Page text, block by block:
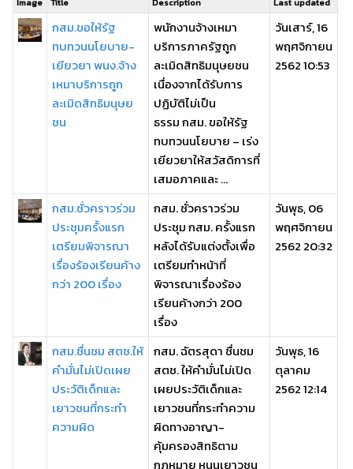
กสม.ขอให้รัฐ
ทบทวนนโยบาย-
เยียวยา พนง.จ้าง
เหมาบริการถูก
ละเมิดสิทธิมนุษย
ชน
พนักงานจ้างเหมา
บริการภาครัฐถูก
ละเมิดสิทธิมนุษยชน
เนื่องจากได้รับการ
ปฏิบัติไม่เป็น
ธรรม กสม. ขอให้รัฐ
ทบทวนนโยบาย – เร่ง
เยียวยาให้สวัสดิการที่
เสมอภาคและ ...
วันเสาร์, 16
พฤศจิกายน
2562 10:53
กสม.ชั่วคราวร่วม
ประชุมครั้งแรก
เตรียมพิจารณา
เรื่องร้องเรียนค้าง
กว่า 200 เรื่อง
กสม. ชั่วคราวร่วม
ประชุม กสม. ครั้งแรก
หลังได้รับแต่งตั้งเพื่อ
เตรียมทำหน้าที่
พิจารณาเรื่องร้อง
เรียนค้างกว่า 200
เรื่อง
วันพุธ, 06
พฤศจิกายน
2562 20:32
กสม.ชื่นชม สตช.ให้
คำมั่นไม่เปิดเผย
ประวัติเด็กและ
เยาวชนที่กระทำ
ความผิด
กสม. ฉัตรสุดา ชื่นชม
สตช. ให้คำมั่นไม่เปิด
เผยประวัติเด็กและ
เยาวชนที่กระทำความ
ผิดทางอาญา-
คุ้มครองสิทธิตาม
กฎหมาย หนุนเยาวชน
วันพุธ, 16
ตุลาคม
2562 12:14